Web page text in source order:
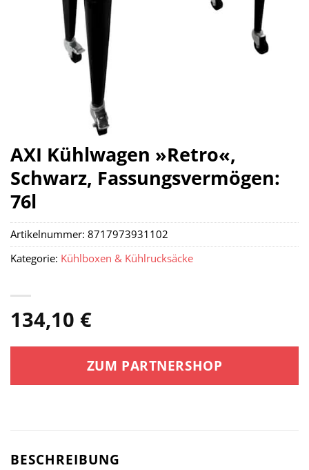
AXI Kühlwagen »Retro«,
Schwarz, Fassungsvermögen:
76l
134,10 €
ZUM PARTNERSHOP
Artikelnummer: 8717973931102
Kategorie: Kühlboxen & Kühlrucksäcke
BESCHREIBUNG